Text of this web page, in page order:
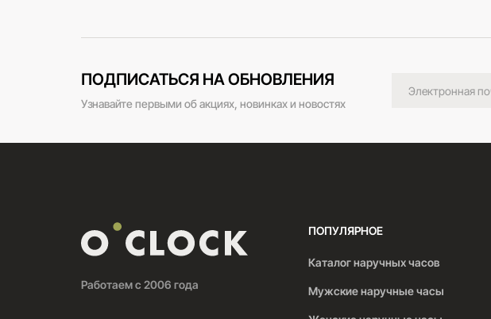
ПОДПИСАТЬСЯ НА ОБНОВЛЕНИЯ
Узнавайте первыми об акциях, новинках и новостях
Работаем с 2006 года
ПОПУЛЯРНОЕ
Каталог наручных часов
Мужские наручные часы